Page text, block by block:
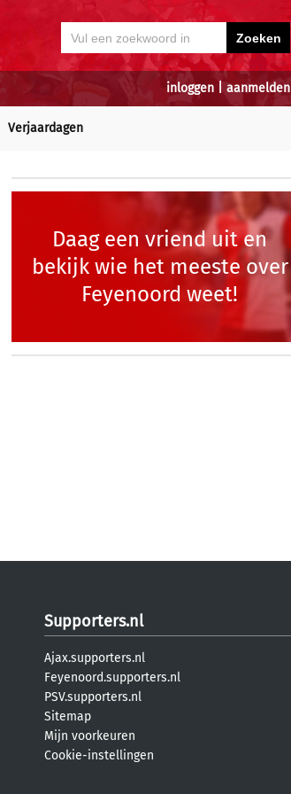
inloggen aanmelden
Verjaardagen
Daag een vriend uit en
bekijk wie het meeste over
Feyenoord weet!
Supporters.nl
Ajax.supporters.nl
Feyenoord.supporters.nl
PSV.supporters.nl
Sitemap
Mijn voorkeuren
Cookie-instellingen